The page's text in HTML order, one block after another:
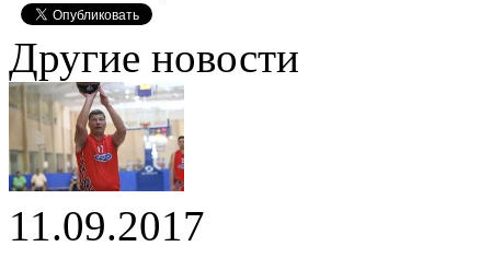
Другие новости
11.09.2017